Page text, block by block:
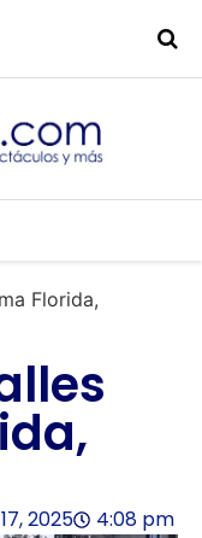
Florida,
2025 4:08 pm